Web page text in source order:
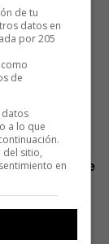
Su
lo que le
en la
que diría
MUNDO
de
de tu
datos en
por 205
de
datos
a lo que
del sitio,
en